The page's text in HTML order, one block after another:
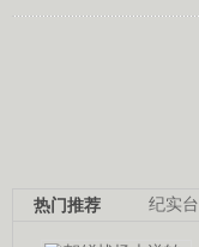
纪实台
热门推荐